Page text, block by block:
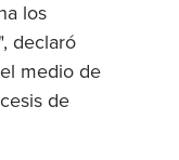
los
declaró
medio de
de